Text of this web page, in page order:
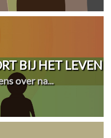
BIJ HET LEVEN
over na...